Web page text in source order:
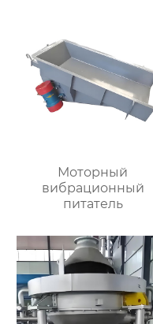
Моторный
вибрационный
питатель